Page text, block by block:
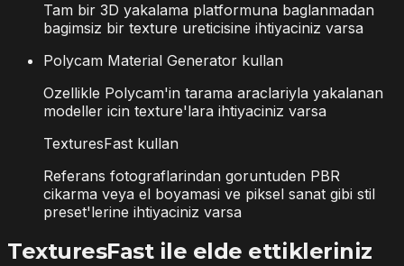
Tam bir 3D yakalama platformuna baglanmadan
bagimsiz bir texture ureticisine ihtiyaciniz varsa
Polycam Material Generator kullan
Ozellikle Polycam'in tarama araclariyla yakalanan
modeller icin texture'lara ihtiyaciniz varsa
TexturesFast kullan
Referans fotograflarindan goruntuden PBR
cikarma veya el boyamasi ve piksel sanat gibi stil
preset'lerine ihtiyaciniz varsa
TexturesFast ile elde ettikleriniz